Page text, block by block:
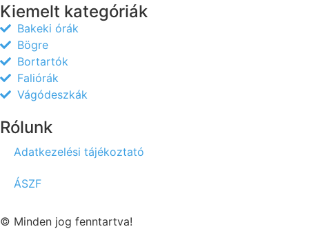
Kiemelt kategóriák
Bakeki órák
Bögre
Bortartók
Faliórák
Vágódeszkák
Rólunk
Adatkezelési tájékoztató
ÁSZF
© Minden jog fenntartva!